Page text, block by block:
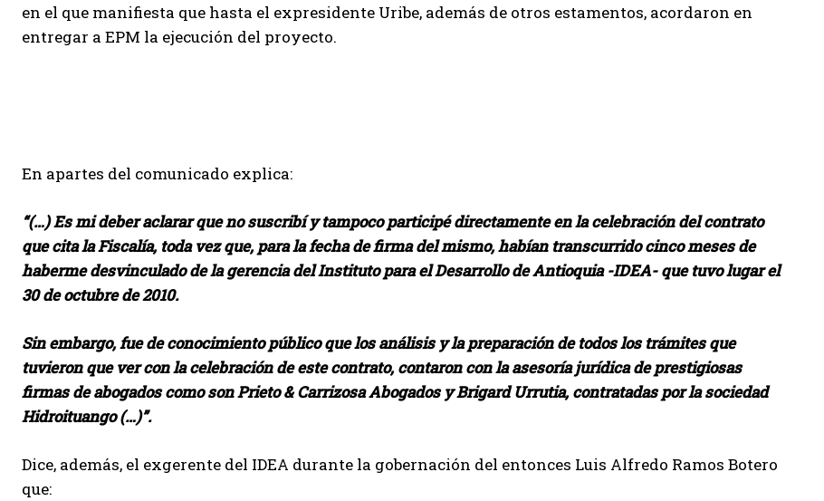
en el que manifiesta que hasta el expresidente Uribe, además de otros estamentos, acordaron en
entregar a EPM la ejecución del proyecto.
En apartes del comunicado explica:
“(…) Es mi deber aclarar que no suscribí y tampoco participé directamente en la celebración del contrato
que cita la Fiscalía, toda vez que, para la fecha de firma del mismo, habían transcurrido cinco meses de
haberme desvinculado de la gerencia del Instituto para el Desarrollo de Antioquia -IDEA- que tuvo lugar el
30 de octubre de 2010.
Sin embargo, fue de conocimiento público que los análisis y la preparación de todos los trámites que
tuvieron que ver con la celebración de este contrato, contaron con la asesoría jurídica de prestigiosas
firmas de abogados como son Prieto & Carrizosa Abogados y Brigard Urrutia, contratadas por la sociedad
Hidroituango (…)”.
Dice, además, el exgerente del IDEA durante la gobernación del entonces Luis Alfredo Ramos Botero
que: